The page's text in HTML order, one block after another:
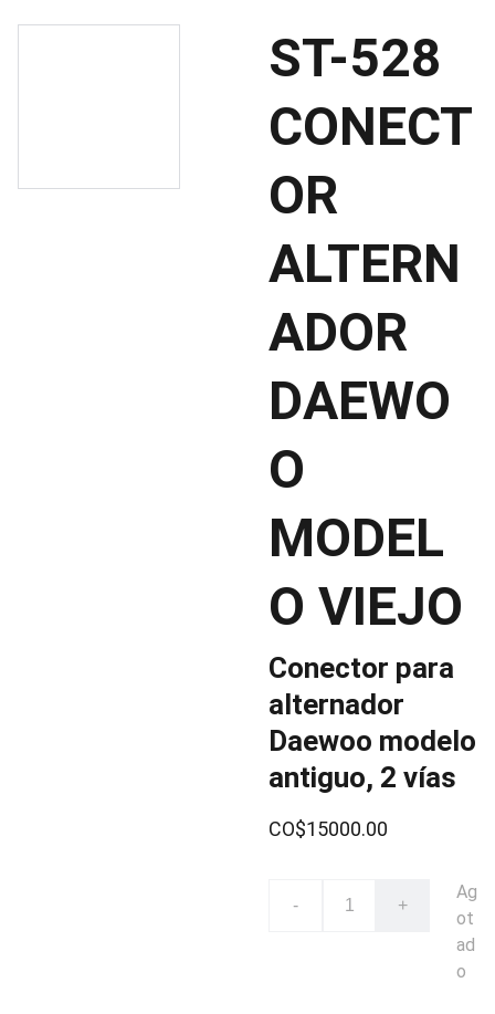
ST-528
CONECT
OR
ALTERN
ADOR
DAEWO
O
MODEL
O VIEJO
Conector para
alternador
Daewoo modelo
antiguo, 2 vías
CO$15000.00
- +
Ag
ot
ad
o